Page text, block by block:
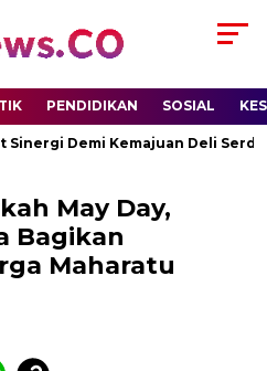
PENDIDIKAN SOSIAL
Sinergi Demi Kemajuan Deli
May Day,
Bagikan
Maharatu